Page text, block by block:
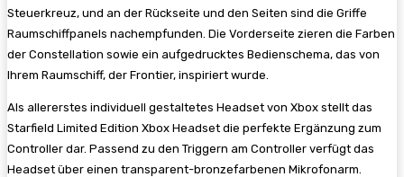
Steuerkreuz, und an der Rückseite und den Seiten sind die Griffe
Raumschiffpanels nachempfunden. Die Vorderseite zieren die Farben
der Constellation sowie ein aufgedrucktes Bedienschema, das von
Ihrem Raumschiff, der Frontier, inspiriert wurde.
Als allererstes individuell gestaltetes Headset von Xbox stellt das
Starfield Limited Edition Xbox Headset die perfekte Ergänzung zum
Controller dar. Passend zu den Triggern am Controller verfügt das
Headset über einen transparent-bronzefarbenen Mikrofonarm.